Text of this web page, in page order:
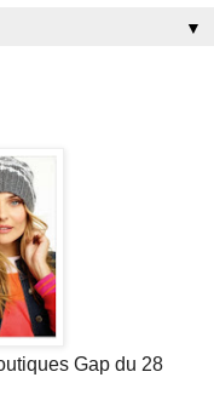
▼
Gap du 28